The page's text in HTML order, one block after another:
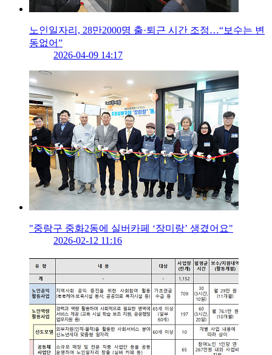
노인일자리, 28만2000명 출·퇴근 시간 조정…“보수는 변
동없어”
2026-04-09 14:17
"중랑구 중화2동에 실버카페 ‘장미랑’ 생겼어요"
2026-02-12 11:16